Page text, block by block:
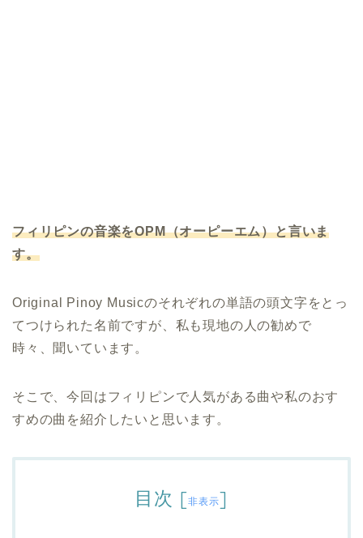
フィリピンの音楽をOPM（オーピーエム）と言いま
す。
Original Pinoy Musicのそれぞれの単語の頭文字をとっ
てつけられた名前ですが、私も現地の人の勧めで
時々、聞いています。
そこで、今回はフィリピンで人気がある曲や私のおす
すめの曲を紹介したいと思います。
目次 [非表示]